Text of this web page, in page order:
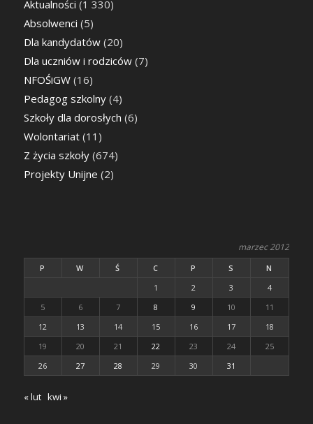
Aktualności (1 330)
Absolwenci (5)
Dla kandydatów(20)
Dla uczniów i rodziców(7)
NFOŚiGW(16)
Pedagog szkolny(4)
Szkoły dla dorosłych (6)
Wolontariat(11)
Z życia szkoły(674)
Projekty Unijne (2)
marzec 2012
P W Ś C P S
N
1
2 3
4
5
6 7 8 9 10
11
12
13 14 15 16 17
18
19
20 21 22 23 24
25
26
27 28 29 30 31
« lut kwi »